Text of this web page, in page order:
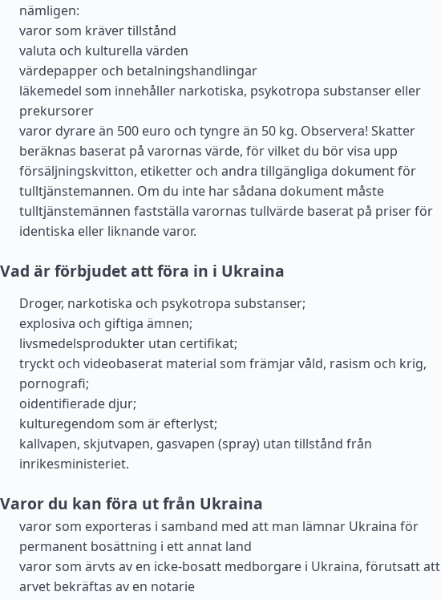
nämligen:
varor som kräver tillstånd
valuta och kulturella värden
värdepapper och betalningshandlingar
läkemedel som innehåller narkotiska, psykotropa substanser eller
prekursorer
varor dyrare än 500 euro och tyngre än 50 kg. Observera! Skatter
beräknas baserat på varornas värde, för vilket du bör visa upp
försäljningskvitton, etiketter och andra tillgängliga dokument för
tulltjänstemannen. Om du inte har sådana dokument måste
tulltjänstemännen fastställa varornas tullvärde baserat på priser för
identiska eller liknande varor.
Vad är förbjudet att föra in i Ukraina
Droger, narkotiska och psykotropa substanser;
explosiva och giftiga ämnen;
livsmedelsprodukter utan certifikat;
tryckt och videobaserat material som främjar våld, rasism och krig,
pornografi;
oidentifierade djur;
kulturegendom som är efterlyst;
kallvapen, skjutvapen, gasvapen (spray) utan tillstånd från
inrikesministeriet.
Varor du kan föra ut från Ukraina
varor som exporteras i samband med att man lämnar Ukraina för
permanent bosättning i ett annat land
varor som ärvts av en icke-bosatt medborgare i Ukraina, förutsatt att
arvet bekräftas av en notarie